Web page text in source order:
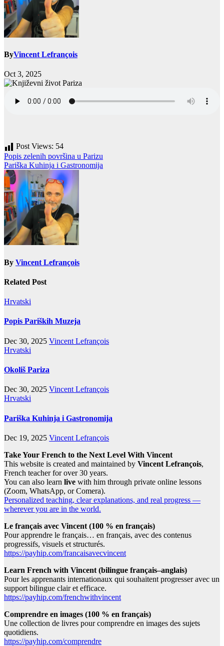
ByVincent Lefrançois
Oct 3, 2025
Post Views: 54
Post
navigation
Popis zelenih površina u Parizu
Pariška Kuhinja i Gastronomija
By Vincent Lefrançois
Related Post
Hrvatski
Popis Pariških Muzeja
Dec 30, 2025 Vincent Lefrançois
Hrvatski
Okoliš Pariza
Dec 30, 2025 Vincent Lefrançois
Hrvatski
Pariška Kuhinja i Gastronomija
Dec 19, 2025 Vincent Lefrançois
Take Your French to the Next Level With Vincent
This website is created and maintained by Vincent Lefrançois,
French teacher for over 30 years.
You can also learn live with him through private online lessons
(Zoom, WhatsApp, or Comera).
Personalized teaching, clear explanations, and real progress —
wherever you are in the world.
Le français avec Vincent (100 % en français)
Pour apprendre le français… en français, avec des contenus
progressifs, visuels et structurés.
https://payhip.com/francaisavecvincent
Learn French with Vincent (bilingue français–anglais)
Pour les apprenants internationaux qui souhaitent progresser avec un
support bilingue clair et efficace.
https://payhip.com/frenchwithvincent
Comprendre en images (100 % en français)
Une collection de livres pour comprendre en images des sujets
quotidiens.
https://payhip.com/comprendre